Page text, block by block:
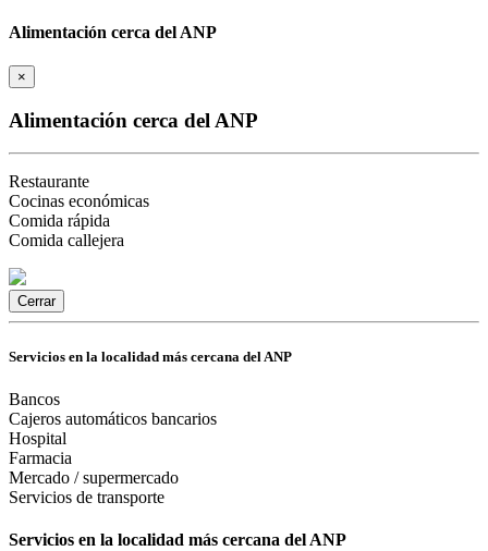
Alimentación cerca del ANP
×
Alimentación cerca del ANP
Restaurante
Cocinas económicas
Comida rápida
Comida callejera
Cerrar
Servicios en la localidad más cercana del ANP
Bancos
Cajeros automáticos bancarios
Hospital
Farmacia
Mercado / supermercado
Servicios de transporte
Servicios en la localidad más cercana del ANP